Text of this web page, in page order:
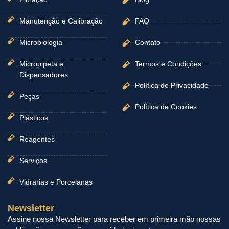
Manutenção e Calibração
Microbiologia
Micropipeta e
Dispensadores
Peças
Plásticos
Reagentes
Serviços
Vidrarias e Porcelanas
FAQ
Contato
Termos e Condições
Política de Privacidade
Política de Cookies
Newsletter
Assine nossa Newsletter para receber em primeira mão nossas